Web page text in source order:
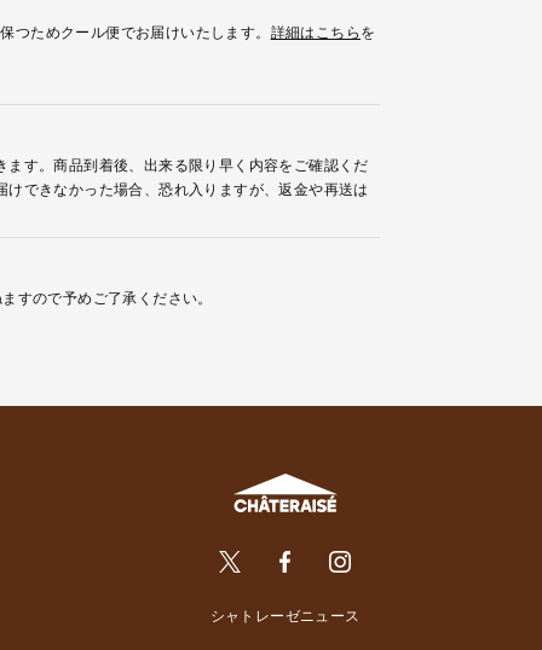
ためクール便でお届けいたします。 詳細はこちらを
す。商品到着後、出来る限り早く内容をご確認くだ
できなかった場合、恐れ入りますが、返金や再送は
すので予めご了承ください。
シャトレーゼニュース